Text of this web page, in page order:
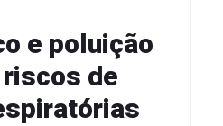
e poluição
de